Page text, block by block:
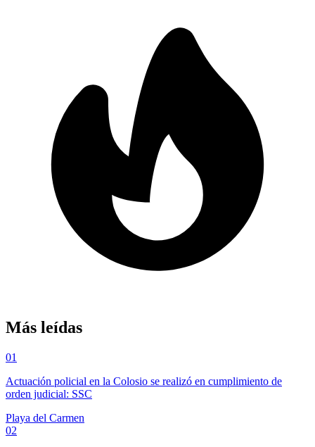
Más leídas
01
Actuación policial en la Colosio se realizó en cumplimiento de
orden judicial: SSC
Playa del Carmen
02